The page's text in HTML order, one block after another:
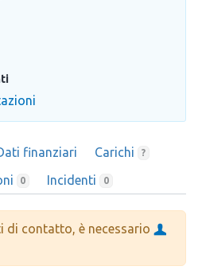
finanziari Carichi ?
0 Incidenti 0
di contatto, è necessario